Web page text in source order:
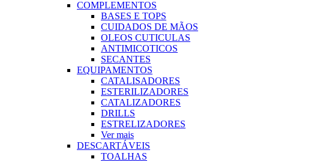
COMPLEMENTOS
BASES E TOPS
CUIDADOS DE MÃOS
OLEOS CUTICULAS
ANTIMICOTICOS
SECANTES
EQUIPAMENTOS
CATALISADORES
ESTERILIZADORES
CATALIZADORES
DRILLS
ESTRELIZADORES
Ver mais
DESCARTÁVEIS
TOALHAS